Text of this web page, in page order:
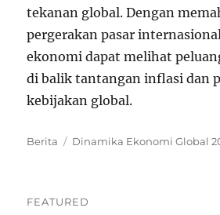
tekanan global. Dengan
pergerakan pasar
ekonomi dapat melihat
di balik tantangan inflasi dan
kebijakan global.
Categories
Berita Tags
Dinamika Ekonomi Global
FEATURED